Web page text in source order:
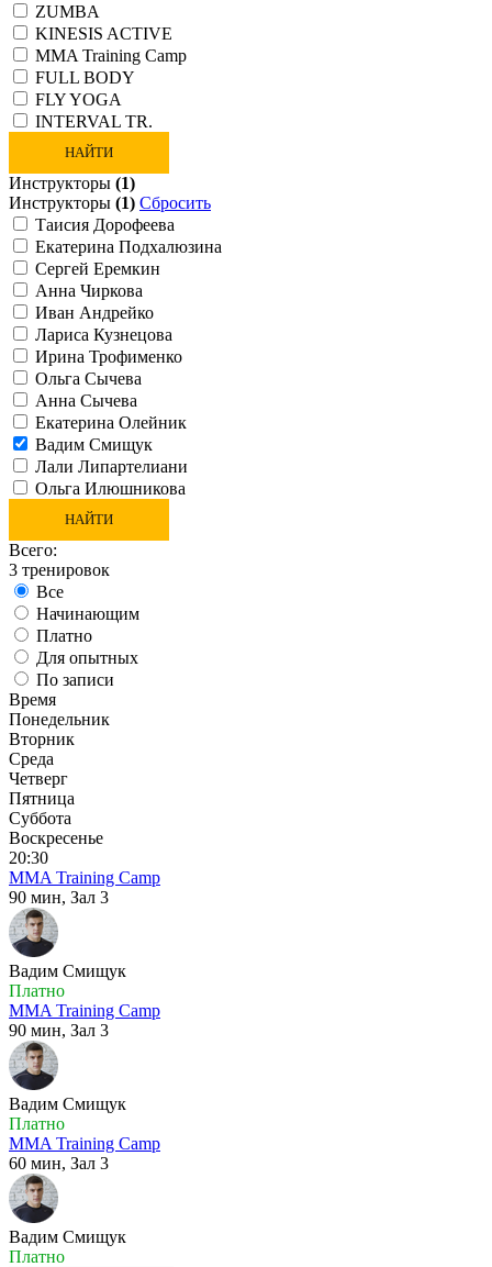
ZUMBA
KINESIS ACTIVE
MMA Training Camp
FULL BODY
FLY YOGA
INTERVAL TR.
НАЙТИ
Инструкторы (1)
Инструкторы (1) Сбросить
Таисия Дорофеева
Екатерина Подхалюзина
Сергей Еремкин
Анна Чиркова
Иван Андрейко
Лариса Кузнецова
Ирина Трофименко
Ольга Сычева
Анна Сычева
Екатерина Олейник
Вадим Смищук
Лали Липартелиани
Ольга Илюшникова
НАЙТИ
Всего:
3 тренировок
Все
Начинающим
Платно
Для опытных
По записи
Время
Понедельник
Вторник
Среда
Четверг
Пятница
Суббота
Воскресенье
20:30
MMA Training Camp
90 мин, Зал 3
Вадим Смищук
Платно
MMA Training Camp
90 мин, Зал 3
Вадим Смищук
Платно
MMA Training Camp
60 мин, Зал 3
Вадим Смищук
Платно